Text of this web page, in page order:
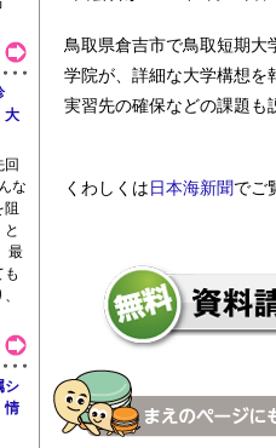
会医学技術学院 大分大学 仙
岡看護専門学校 高岡市医師
鳥取県倉吉市で鳥取短期大
学院が、詳細な大学構想を
実習先の確保などの課題も
くわしくは日本海新聞でご
大
回
な
阻
と
最
も
シ
情